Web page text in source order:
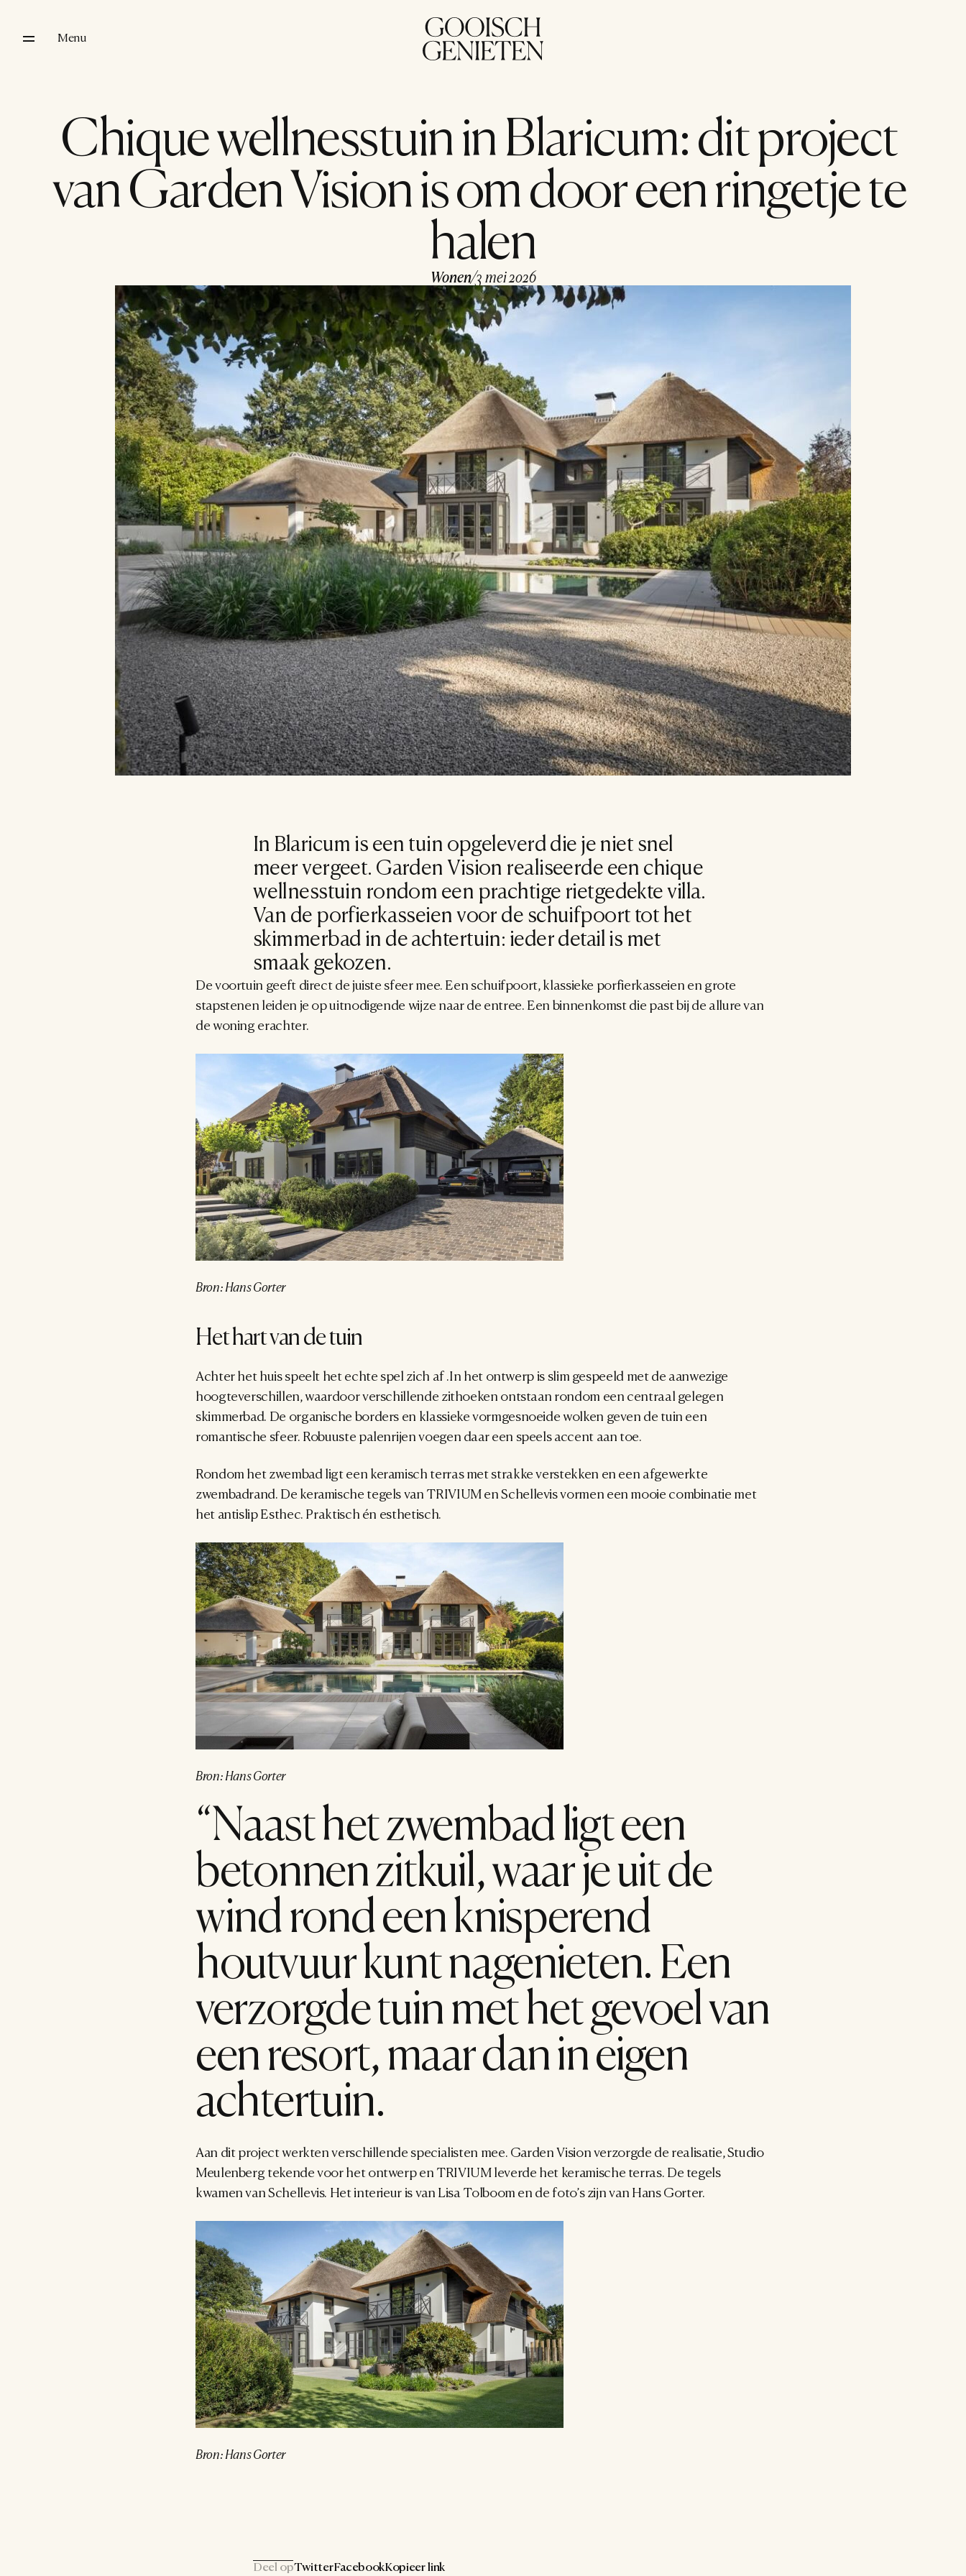
Menu
Chique wellnesstuin in Blaricum: dit project
van Garden Vision is om door een ringetje te
halen
Wonen/3 mei 2026
In Blaricum is een tuin opgeleverd die je niet snel
meer vergeet. Garden Vision realiseerde een chique
wellnesstuin rondom een prachtige rietgedekte villa.
Van de porfierkasseien voor de schuifpoort tot het
skimmerbad in de achtertuin: ieder detail is met
smaak gekozen.
De voortuin geeft direct de juiste sfeer mee. Een schuifpoort, klassieke porfierkasseien en grote
stapstenen leiden je op uitnodigende wijze naar de entree. Een binnenkomst die past bij de allure van
de woning erachter.
Bron: Hans Gorter
Het hart van de tuin
Achter het huis speelt het echte spel zich af .In het ontwerp is slim gespeeld met de aanwezige
hoogteverschillen, waardoor verschillende zithoeken ontstaan rondom een centraal gelegen
skimmerbad. De organische borders en klassieke vormgesnoeide wolken geven de tuin een
romantische sfeer. Robuuste palenrijen voegen daar een speels accent aan toe.
Rondom het zwembad ligt een keramisch terras met strakke verstekken en een afgewerkte
zwembadrand. De keramische tegels van TRIVIUM en Schellevis vormen een mooie combinatie met
het antislip Esthec. Praktisch én esthetisch.
Bron: Hans Gorter
“Naast het zwembad ligt een
betonnen zitkuil, waar je uit de
wind rond een knisperend
houtvuur kunt nagenieten. Een
verzorgde tuin met het gevoel van
een resort, maar dan in eigen
achtertuin.
Aan dit project werkten verschillende specialisten mee. Garden Vision verzorgde de realisatie, Studio
Meulenberg tekende voor het ontwerp en TRIVIUM leverde het keramische terras. De tegels
kwamen van Schellevis. Het interieur is van Lisa Tolboom en de foto’s zijn van Hans Gorter.
Bron: Hans Gorter
Deel opTwitterFacebookKopieer link